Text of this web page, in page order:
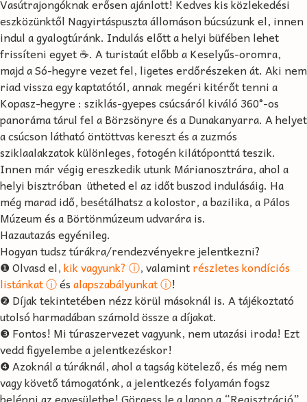
Vasútrajongóknak erősen ajánlott! Kedves kis közlekedési
eszközünktől Nagyirtáspuszta állomáson búcsúzunk el, innen
indul a gyalogtúránk. Indulás előtt a helyi büfében lehet
frissíteni egyet ☕. A turistaút előbb a Keselyűs-oromra,
majd a Só-hegyre vezet fel, ligetes erdőrészeken át. Aki nem
riad vissza egy kaptatótól, annak megéri kitérőt tenni a
Kopasz-hegyre : sziklás-gyepes csúcsáról kiváló 360°-os
panoráma tárul fel a Börzsönyre és a Dunakanyarra. A helyet
a csúcson látható öntöttvas kereszt és a zuzmós
sziklaalakzatok különleges, fotogén kilátóponttá teszik.
Innen már végig ereszkedik utunk Márianosztrára, ahol a
helyi bisztróban ️ ütheted el az időt buszod indulásáig. Ha
még marad idő, besétálhatsz a kolostor, a bazilika, a Pálos
Múzeum és a Börtönmúzeum udvarára is.
Hazautazás egyénileg.
Hogyan tudsz túrákra/rendezvényekre jelentkezni?
❶ Olvasd el,kik vagyunk? ⓘ, valamintrészletes kondíciós
listánkat ⓘésalapszabályunkat ⓘ!
❷ Díjak tekintetében nézz körül másoknál is. A tájékoztató
utolsó harmadában számold össze a díjakat.
❸ Fontos! Mi túraszervezet vagyunk, nem utazási iroda! Ezt
vedd figyelembe a jelentkezéskor!
❹ Azoknál a túráknál, ahol a tagság kötelező, és még nem
vagy követő támogatónk, a jelentkezés folyamán fogsz
belépni az egyesületbe! Görgess le a lapon a “Regisztráció”